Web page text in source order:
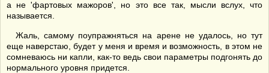
а не 'фартовых мажоров', но это все так, мысли вслух, что
называется.
Жаль, самому поупражняться на арене не удалось, но тут
еще наверстаю, будет у меня и время и возможность, в этом не
сомневаюсь ни капли, как-то ведь свои параметры подгонять до
нормального уровня придется.